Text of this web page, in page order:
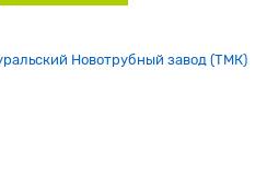
Новотрубный завод (ТМК)